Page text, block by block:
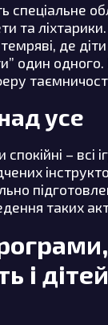
спеціальне
та
де
один
усе
– всі
таких
і